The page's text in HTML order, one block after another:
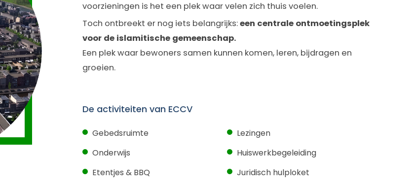
voorzieningen is het een plek waar velen zich thuis voelen.
Toch ontbreekt er nog iets belangrijks:een centrale ontmoetingsplek
voor de islamitische gemeenschap.
Een plek waar bewoners samen kunnen komen, leren, bijdragen en
groeien.
De activiteiten van ECCV
Gebedsruimte
Lezingen
Onderwijs
Huiswerkbegeleiding
Etentjes & BBQ
Juridisch hulploket